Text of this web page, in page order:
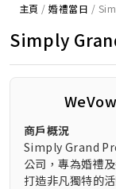
主頁 /婚禮當日 /
Simply
商戶概況
Simply Grand
公司，專為婚禮
打造非凡獨特的